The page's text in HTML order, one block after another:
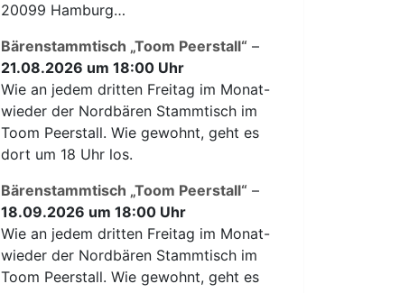
20099 Hamburg…
Bärenstammtisch „Toom Peerstall“ –
21.08.2026 um 18:00 Uhr
Wie an jedem dritten Freitag im Monat-
wieder der Nordbären Stammtisch im
Toom Peerstall. Wie gewohnt, geht es
dort um 18 Uhr los.
Bärenstammtisch „Toom Peerstall“ –
18.09.2026 um 18:00 Uhr
Wie an jedem dritten Freitag im Monat-
wieder der Nordbären Stammtisch im
Toom Peerstall. Wie gewohnt, geht es